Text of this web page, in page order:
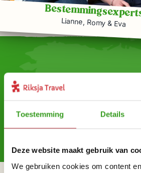
Toestemming Details
Deze website maakt gebruik van
We gebruiken cookies om content
Lianne, Romy & Eva
Wil jij altijd als